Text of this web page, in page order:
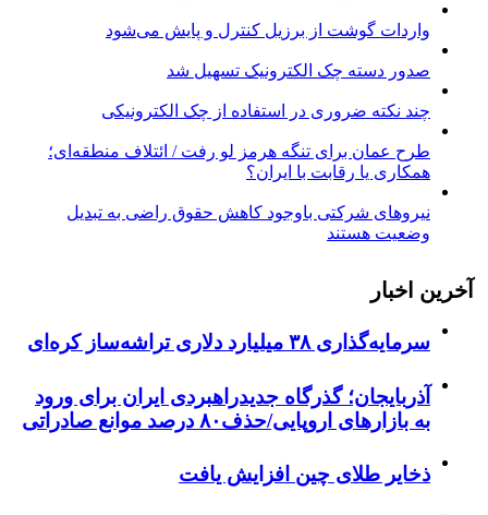
واردات گوشت از برزیل کنترل و پایش می‌شود
صدور دسته چک الکترونیک تسهیل شد
چند نکته ضروری در استفاده از چک الکترونیکی
طرح عمان برای تنگه هرمز لو رفت / ائتلاف منطقه‌ای؛
همکاری یا رقابت با ایران؟
نیروهای شرکتی باوجود کاهش حقوق راضی به تبدیل
وضعیت هستند
آخرین اخبار
سرمایه‌گذاری ۳۸ میلیارد دلاری تراشه‌ساز کره‌ای
آذربایجان؛ گذرگاه جدیدراهبردی ایران برای ورود
به بازارهای اروپایی/حذف۸۰ درصد موانع صادراتی
ذخایر طلای چین افزایش یافت